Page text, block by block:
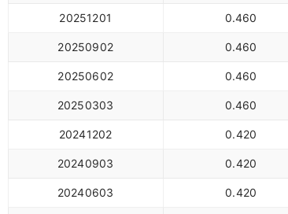
20251201 0.460
20250902 0.460
20250602 0.460
20250303 0.460
20241202 0.420
20240903 0.420
20240603 0.420